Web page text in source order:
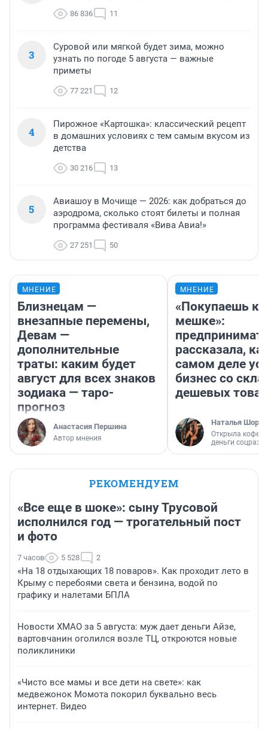
86 836 11
3
Суровой или мягкой будет зима, можно
узнать по погоде 5 августа — важные
приметы
77 221 12
4
Пирожное «Картошка»: классический рецепт
в домашних условиях с тем самым вкусом из
детства
30 216 13
5
Авиашоу в Мочище — 2026: как добраться до
аэродрома, сколько стоят билеты и полная
программа фестиваля «Вива Авиа!»
27 251 50
МНЕНИЕ
Близнецам —
внезапные перемены,
Девам —
дополнительные
траты: каким будет
август для всех знаков
зодиака — таро-
прогноз
Анастасия Першина
Автор мнения
МНЕНИЕ
«Покупаешь
мешке»:
рассказала,
самом деле
бизнес со
дешевых
Наталья
Открыла
деньги
РЕКОМЕНДУЕМ
«Все еще в шоке»: сыну Трусовой
исполнился год — трогательный пост
и фото
7 часов 5 528 2
«На 18 отдыхающих 18 поваров». Как проходит лето в
Крыму с перебоями света и бензина, водой по
графику и налетами БПЛА
Новости ХМАО за 5 августа: муж дает деньги Айзе,
вартовчанин оголился возле ТЦ, откроются новые
поликлиники
«Чисто все мамы и все дети на свете»: как
медвежонок Момота покорил буквально весь
интернет. Видео